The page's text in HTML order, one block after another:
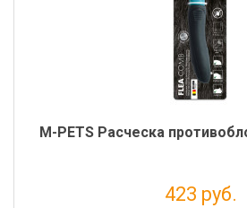
M-PETS Расческа
423 руб.